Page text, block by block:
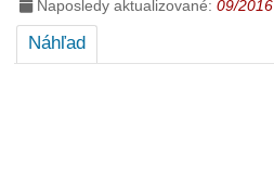
Naposledy aktualizované:09/2016
Náhľad